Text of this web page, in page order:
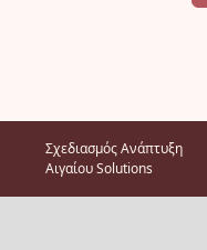
Σχεδιασμός Ανάπτυξη
Αιγαίου Solutions